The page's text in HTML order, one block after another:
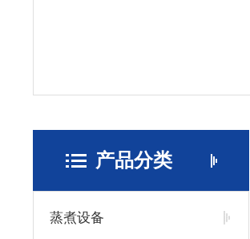
产品分类
蒸煮设备